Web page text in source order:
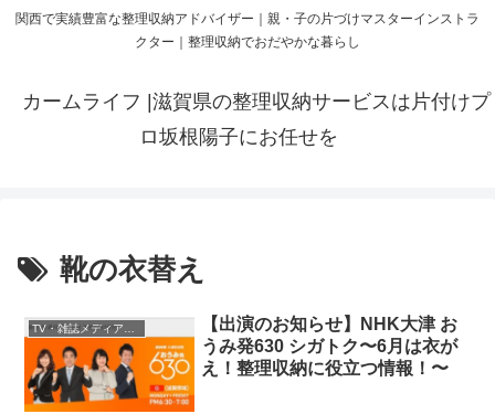
関西で実績豊富な整理収納アドバイザー｜親・子の片づけマスターインストラ
クター｜整理収納でおだやかな暮らし
カームライフ |滋賀県の整理収納サービスは片付けプ
ロ坂根陽子にお任せを
靴の衣替え
【出演のお知らせ】NHK大津 お
うみ発630 シガトク〜6月は衣が
え！整理収納に役立つ情報！〜